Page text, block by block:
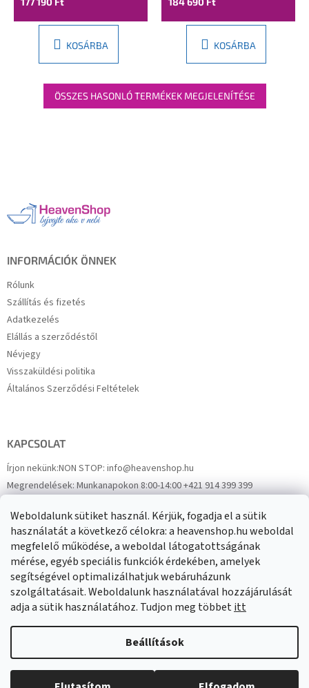
Weboldalunk sütiket használ. Kérjük, fogadja el a sütik
használatát a következő célokra: a heavenshop.hu weboldal
megfelelő működése, a weboldal látogatottságának
mérése, egyéb speciális funkciók érdekében, amelyek
segítségével optimalizálhatjuk webáruházunk
szolgáltatásait. Weboldalunk használatával hozzájárulását
adja a sütik használatához. Tudjon meg többetitt
Beállítások
KOSÁRBA KOSÁRBA
ÖSSZES HASONLÓ TERMÉKEK MEGJELENÍTÉSE
INFORMÁCIÓK ÖNNEK
Rólunk
Szállítás és fizetés
Adatkezelés
Elállás a szerződéstől
Névjegy
Visszaküldési politika
Általános Szerződési Feltételek
KAPCSOLAT
Írjon nekünk:NON STOP: info@heavenshop.hu
Megrendelések:Munkanapokon 8:00-14:00 +421 914 399 399
FacebookHeavenShop.sk
Eredményeink